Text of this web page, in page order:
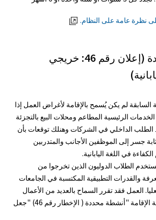
نظرة عامة على النظام.
أنشطة محددة (إعلان رقم 46: خريجي
لم يكن يُسمح بالإقامة لأغراض العمل إذا
الرئيسية المطاعم ومحلات البيع بالتجزئة
الطلب الداخلي في الشركات وهنلك توقعات بأن
جسر إلى الموظفين الأجانب والمتدربين
في اللغة اليابانية.
الطلاب الدوليون الذين تخرجوا من
والقدرات التطبيقية المكتسبة في الجامعات
العمل فقد تقرر السماح بالعديد من الأعمال
على نطاق واسع وحالة الإقامة "أنشطة محددة ( الإخطار رقم 46) "جعل